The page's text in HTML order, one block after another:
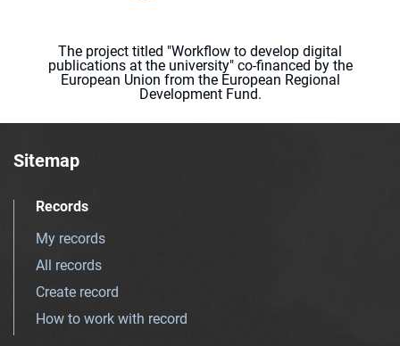
The project titled "Workflow to develop digital
publications at the university" co-financed by the
European Union from the European Regional
Development Fund.
Sitemap
Records
My records
All records
Create record
How to work with record